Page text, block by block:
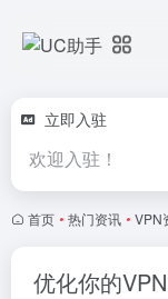
立即入驻
欢迎入驻！
首页 • 热门资讯 • VPN
优化你的